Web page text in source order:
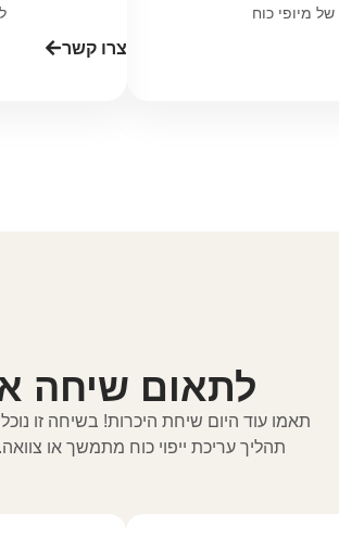
מיופי כוח
צרו קשר
לתאום שיחה אישית
תאמו עוד היום שיחת היכרות! בשיחה זו
תהליך עריכת ייפוי כוח מתמשך או